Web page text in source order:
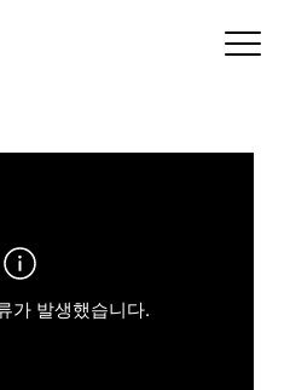
모
가 발생했습니다.